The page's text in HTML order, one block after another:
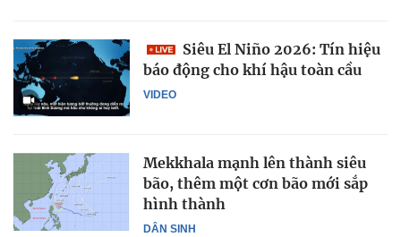
VIDEO
Siêu El Niño 2026: Tín hiệu
báo động cho khí hậu toàn cầu
DÂN SINH
Mekkhala mạnh lên thành siêu
bão, thêm một cơn bão mới sắp
hình thành